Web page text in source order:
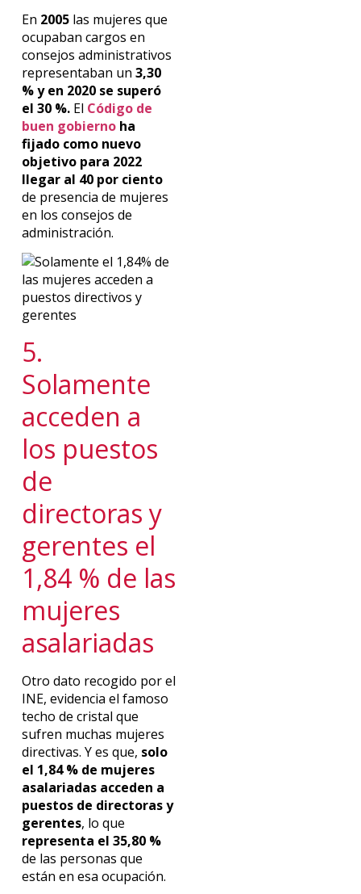
En 2005 las mujeres que
ocupaban cargos en
consejos administrativos
representaban un3,30
% y en 2020 se superó
el 30 %. El Código de
buen gobierno ha
fijado como nuevo
objetivo para 2022
llegar al 40 por ciento
de presencia de mujeres
en los consejos de
administración.
5.
Solamente
acceden a
los puestos
de
directoras y
gerentes el
1,84 % de las
mujeres
asalariadas
Otro dato recogido por el
INE, evidencia el famoso
techo de cristal que
sufren muchas mujeres
directivas. Y es que, solo
el 1,84 % de mujeres
asalariadas acceden a
puestos de directoras y
gerentes, lo que
representa el 35,80 %
de las personas que
están en esa ocupación.